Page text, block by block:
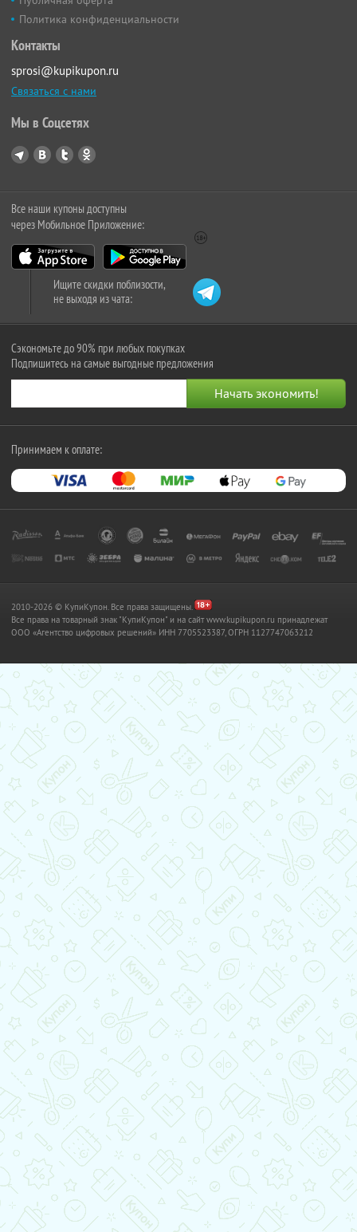
Политика конфиденциальности
Контакты
sprosi@kupikupon.ru
Связаться с нами
Мы в Соцсетях
Все наши купоны доступны
через Мобильное Приложение:
Ищите скидки поблизости,
не выходя из чата:
Сэкономьте до 90% при любых покупках
Подпишитесь на самые выгодные предложения
Принимаем к оплате:
2010-2026 © КупиКупон. Все права защищены.
Все права на товарный знак "КупиКупон" и на сайт www.kupikupon.ru принадлежат
OOO «Агентство цифровых решений» ИНН 7705523387, ОГРН 1127747063212